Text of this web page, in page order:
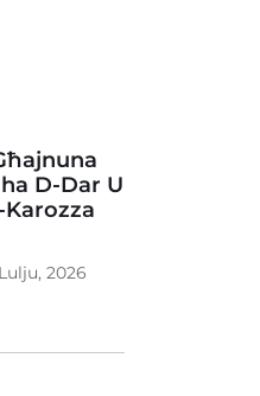
D-Dar U
2026